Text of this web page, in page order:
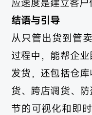
结语与引导
从只管出货到管
过程中，能帮企
发货，还包括仓
货、跨店调货、
节的可视化和即